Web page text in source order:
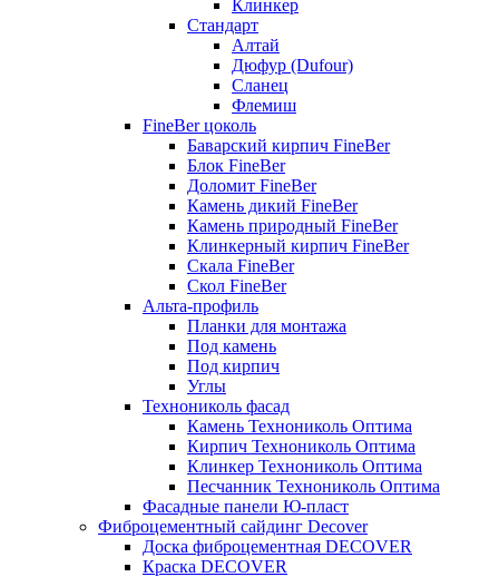
Клинкер
Стандарт
Алтай
Дюфур (Dufour)
Сланец
Флемиш
FineBer цоколь
Баварский кирпич FineBer
Блок FineBer
Доломит FineBer
Камень дикий FineBer
Камень природный FineBer
Клинкерный кирпич FineBer
Скала FineBer
Скол FineBer
Альта-профиль
Планки для монтажа
Под камень
Под кирпич
Углы
Технониколь фасад
Камень Технониколь Оптима
Кирпич Технониколь Оптима
Клинкер Технониколь Оптима
Песчанник Технониколь Оптима
Фасадные панели Ю-пласт
Фиброцементный сайдинг Decover
Доска фиброцементная DECOVER
Краска DECOVER